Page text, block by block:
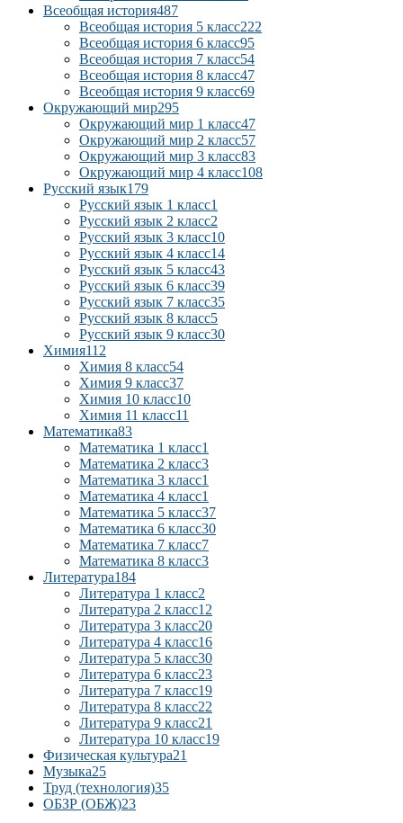
Всеобщая история487
Всеобщая история 5 класс222
Всеобщая история 6 класс95
Всеобщая история 7 класс54
Всеобщая история 8 класс47
Всеобщая история 9 класс69
Окружающий мир295
Окружающий мир 1 класс47
Окружающий мир 2 класс57
Окружающий мир 3 класс83
Окружающий мир 4 класс108
Русский язык179
Русский язык 1 класс1
Русский язык 2 класс2
Русский язык 3 класс10
Русский язык 4 класс14
Русский язык 5 класс43
Русский язык 6 класс39
Русский язык 7 класс35
Русский язык 8 класс5
Русский язык 9 класс30
Химия112
Химия 8 класс54
Химия 9 класс37
Химия 10 класс10
Химия 11 класс11
Математика83
Математика 1 класс1
Математика 2 класс3
Математика 3 класс1
Математика 4 класс1
Математика 5 класс37
Математика 6 класс30
Математика 7 класс7
Математика 8 класс3
Литература184
Литература 1 класс2
Литература 2 класс12
Литература 3 класс20
Литература 4 класс16
Литература 5 класс30
Литература 6 класс23
Литература 7 класс19
Литература 8 класс22
Литература 9 класс21
Литература 10 класс19
Физическая культура21
Музыка25
Труд (технология)35
ОБЗР (ОБЖ)23